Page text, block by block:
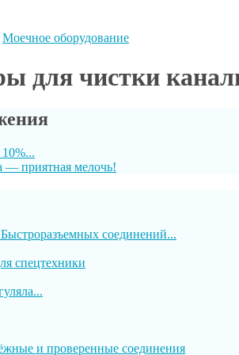
Моечное оборудование
для чистки
— приятная мелочь!
соединений...
спецтехники
и проверенные соединения